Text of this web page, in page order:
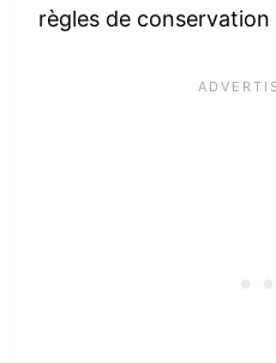
règles de conservation